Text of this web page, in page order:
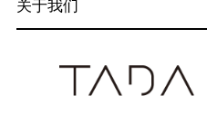
关于我们